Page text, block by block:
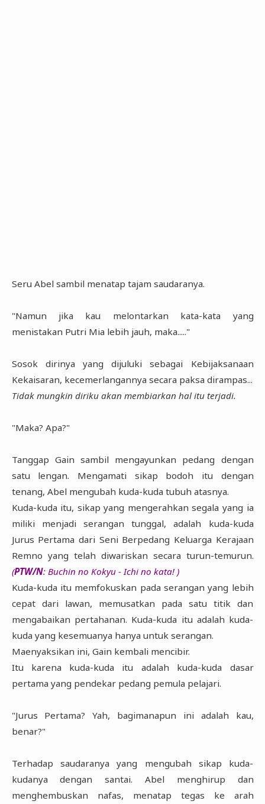
Seru Abel sambil menatap tajam saudaranya.
"Namun jika kau melontarkan kata-kata yang
menistakan Putri Mia lebih jauh, maka....."
Sosok dirinya yang dijuluki sebagai Kebijaksanaan
Kekaisaran, kecemerlangannya secara paksa dirampas...
Tidak mungkin diriku akan membiarkan hal itu terjadi.
"Maka? Apa?"
Tanggap Gain sambil mengayunkan pedang dengan
satu lengan. Mengamati sikap bodoh itu dengan
tenang, Abel mengubah kuda-kuda tubuh atasnya.
Kuda-kuda itu, sikap yang mengerahkan segala yang ia
miliki menjadi serangan tunggal, adalah kuda-kuda
Jurus Pertama dari Seni Berpedang Keluarga Kerajaan
Remno yang telah diwariskan secara turun-temurun.
(PTW/N: Buchin no Kokyu - Ichi no kata! )
Kuda-kuda itu memfokuskan pada serangan yang lebih
cepat dari lawan, memusatkan pada satu titik dan
mengabaikan pertahanan. Kuda-kuda itu adalah kuda-
kuda yang kesemuanya hanya untuk serangan.
Maenyaksikan ini, Gain kembali mencibir.
Itu karena kuda-kuda itu adalah kuda-kuda dasar
pertama yang pendekar pedang pemula pelajari.
"Jurus Pertama? Yah, bagimanapun ini adalah kau,
benar?"
Terhadap saudaranya yang mengubah sikap kuda-
kudanya dengan santai. Abel menghirup dan
menghembuskan nafas, menatap tegas ke arah